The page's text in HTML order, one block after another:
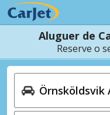
Aluguer de
Reserve o